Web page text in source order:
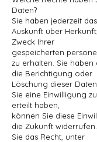
Daten?
Sie haben jederzeit
Auskunft über
Zweck Ihrer
gespeicherten
zu erhalten. Sie haben
die Berichtigung oder
Löschung dieser
Sie eine Einwilligung
erteilt haben,
können Sie diese
die Zukunft
Sie das Recht, unter